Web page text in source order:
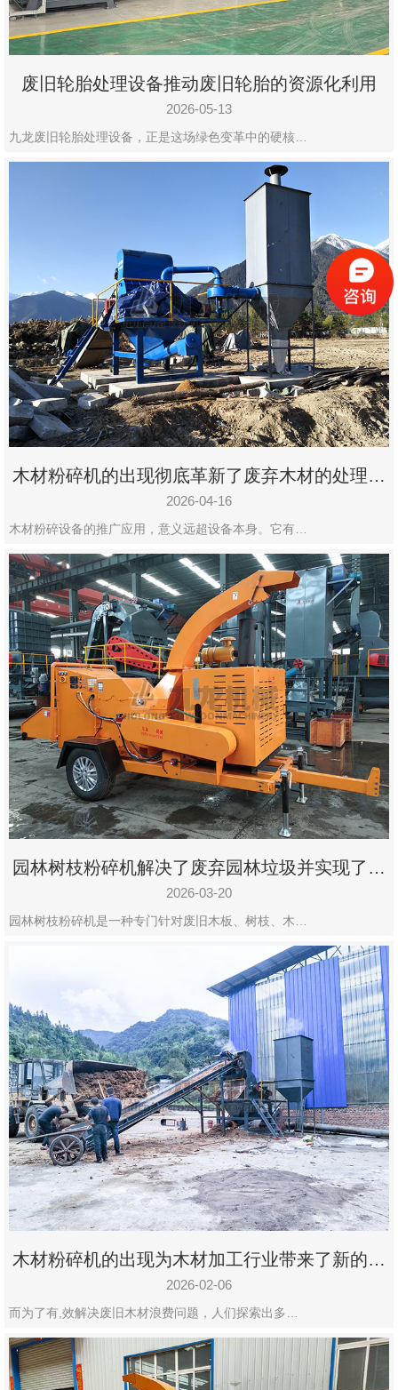
废旧轮胎处理设备推动废旧轮胎的资源化利用
2026-05-13
九龙废旧轮胎处理设备，正是这场绿色变革中的硬核…
木材粉碎机的出现彻底革新了废弃木材的处理模
式
2026-04-16
木材粉碎设备的推广应用，意义远超设备本身。它有…
园林树枝粉碎机解决了废弃园林垃圾并实现了再
利用
2026-03-20
园林树枝粉碎机是一种专门针对废旧木板、树枝、木…
木材粉碎机的出现为木材加工行业带来了新的变
化
2026-02-06
而为了有,效解决废旧木材浪费问题，人们探索出多…